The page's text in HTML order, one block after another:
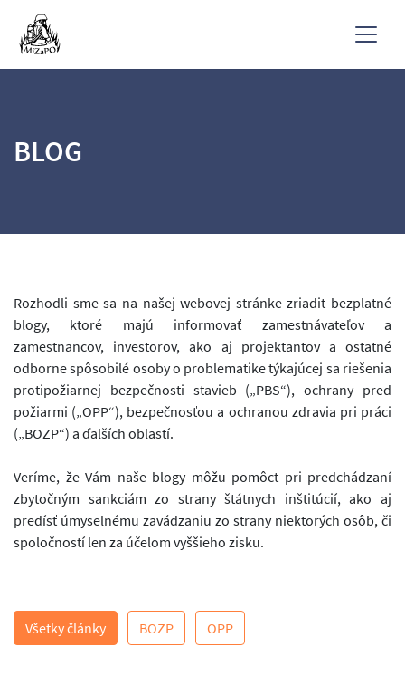
BLOG
Rozhodli sme sa na našej webovej stránke zriadiť bezplatné
blogy, ktoré majú informovať zamestnávateľov a
zamestnancov, investorov, ako aj projektantov a ostatné
odborne spôsobilé osoby o problematike týkajúcej sa riešenia
protipožiarnej bezpečnosti stavieb („PBS“), ochrany pred
požiarmi („OPP“), bezpečnosťou a ochranou zdravia pri práci
(„BOZP“) a ďalších oblastí.
Veríme, že Vám naše blogy môžu pomôcť pri predchádzaní
zbytočným sankciám zo strany štátnych inštitúcií, ako aj
predísť úmyselnému zavádzaniu zo strany niektorých osôb, či
spoločností len za účelom vyššieho zisku.
Všetky články BOZP OPP